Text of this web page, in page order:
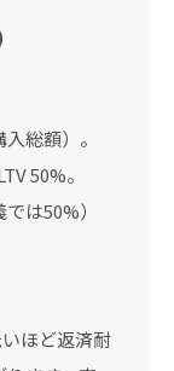
総額）。
50%。
は50%）
ほど返済耐